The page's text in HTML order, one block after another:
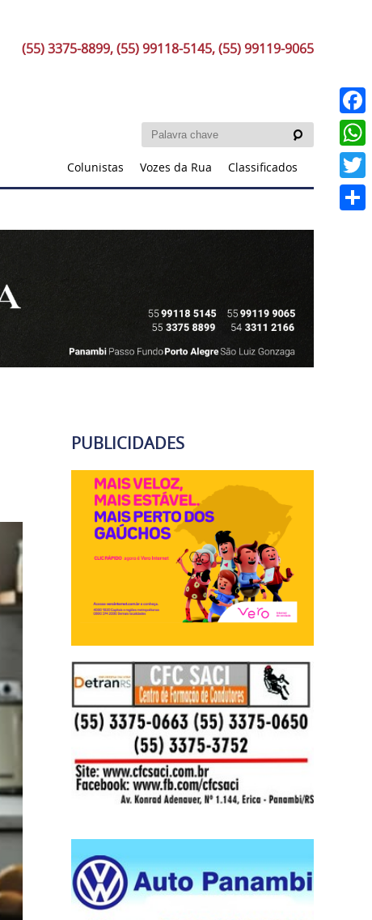
(55) 3375-8899, (55) 99118-5145, (55) 99119-9065
Colunistas
Vozes da Rua Classificados
PUBLICIDADES